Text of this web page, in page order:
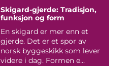
Skigard-gjerde: Tradisjon,
funksjon og form
En skigard er mer enn et
gjerde. Det er et spor av
norsk byggeskikk som lever
videre i dag. Formen e...